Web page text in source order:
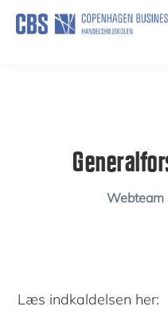
Skip
Webteam
Læs indkaldelsen her: